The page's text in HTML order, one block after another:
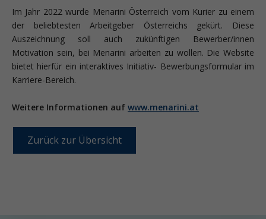
Im Jahr 2022 wurde Menarini Österreich vom Kurier zu einem
der beliebtesten Arbeitgeber Österreichs gekürt. Diese
Auszeichnung soll auch zukünftigen Bewerber/innen
Motivation sein, bei Menarini arbeiten zu wollen. Die Website
bietet hierfür ein interaktives Initiativ- Bewerbungsformular im
Karriere-Bereich.
Weitere Informationen auf www.menarini.at
Zurück zur Übersicht